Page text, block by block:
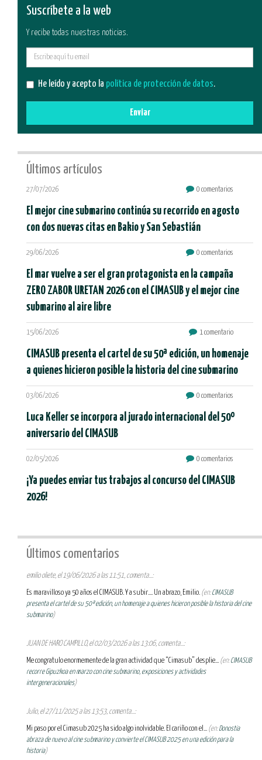
Suscríbete a la web
Y recibe todas nuestras noticias.
He leído y acepto la política de protección de datos.
Enviar
Últimos artículos
27/07/2026 0 comentarios
El mejor cine submarino continúa su recorrido en agosto
con dos nuevas citas en Bakio y San Sebastián
29/06/2026 0 comentarios
El mar vuelve a ser el gran protagonista en la campaña
ZERO ZABOR URETAN 2026 con el CIMASUB y el mejor cine
submarino al aire libre
15/06/2026 1 comentario
CIMASUB presenta el cartel de su 50ª edición, un homenaje
a quienes hicieron posible la historia del cine submarino
03/06/2026 0 comentarios
Luca Keller se incorpora al jurado internacional del 50º
aniversario del CIMASUB
02/05/2026 0 comentarios
¡Ya puedes enviar tus trabajos al concurso del CIMASUB
2026!
Últimos comentarios
emilio oliete, el 19/06/2026 a las 11:51, comenta...:
Es maravilloso ya 50 años el CIMASUB. Y a subir.... Un abrazo, Emilio. (en:CIMASUB
presenta el cartel de su 50ª edición, un homenaje a quienes hicieron posible la historia del cine
submarino)
JUAN DE HARO CAMPILLO, el 02/03/2026 a las 13:06, comenta...:
Me congratulo enormemente de la gran actividad que “Cimasub” desplie... (en:CIMASUB
recorre Gipuzkoa en marzo con cine submarino, exposiciones y actividades
intergeneracionales)
Julio, el 27/11/2025 a las 13:53, comenta...:
Mi paso por el Cimasub 2025 ha sido algo inolvidable. El cariño con el... (en:Donostia
abraza de nuevo al cine submarino y convierte el CIMASUB 2025 en una edición para la
historia)